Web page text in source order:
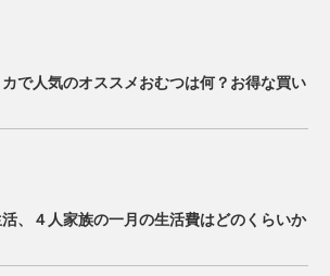
で人気のオススメおむつは何？お得な買い
、４人家族の一月の生活費はどのくらいか